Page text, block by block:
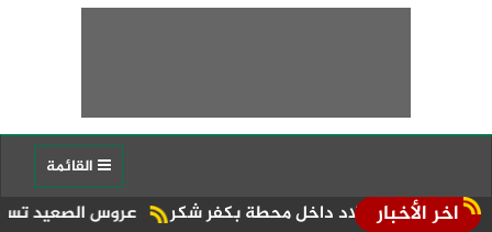
اخر الأخبار عروس الصعيد تستضيف أول ميلاد داخل محطة بكفر شكر